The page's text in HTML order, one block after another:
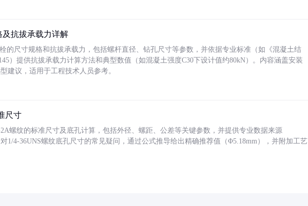
抗拔承载力详解
的尺寸规格和抗拔承载力，包括螺杆直径、钻孔尺寸等参数，并依据专业标准（如《混凝土结
）提供抗拔承载力计算方法和典型数值（如混凝土强度C30下设计值约80kN）。内容涵盖安装
建议，适用于工程技术人员参考。
尺寸
螺纹的标准尺寸及底孔计算，包括外径、螺距、公差等关键参数，并提供专业数据来源
对1/4-36UNS螺纹底孔尺寸的常见疑问，通过公式推导给出精确推荐值（Φ5.18mm），并附加工艺